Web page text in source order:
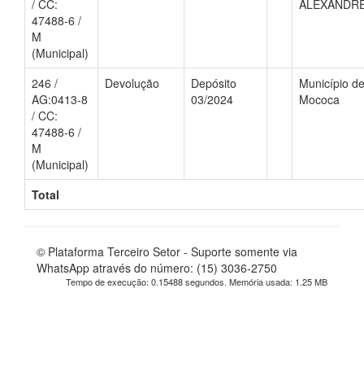
/ CC:
47488-6 /
M
(Municipal)
246 /
AG:0413-8
/ CC:
47488-6 /
M
(Municipal)
Devolução
Depósito
03/2024
Município de
Mococa
Total
© Plataforma Terceiro Setor - Suporte somente via
WhatsApp através do número: (15) 3036-2750
Tempo de execução: 0.15488 segundos. Memória usada: 1.25 MB